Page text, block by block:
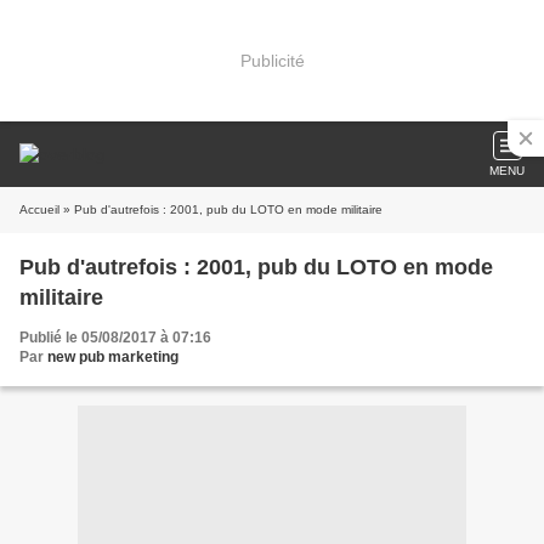
Publicité
MENU
Accueil » Pub d'autrefois : 2001, pub du LOTO en mode militaire
Pub d'autrefois : 2001, pub du LOTO en mode
militaire
Publié le 05/08/2017 à 07:16
Par new pub marketing